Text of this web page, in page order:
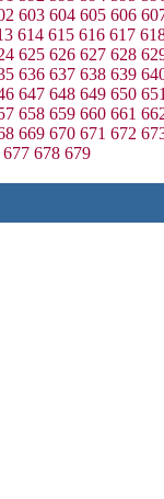
603 604 605 606
614 615 616 617
625 626 627 628
636 637 638 639
647 648 649 650
658 659 660 661
669 670 671 672
677 678 679